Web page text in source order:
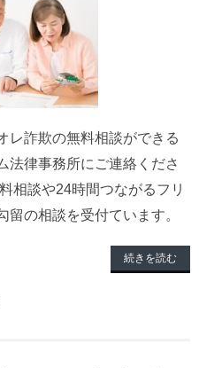
レ詐欺の無料相談ができる
法律事務所にご連絡くださ
相談や24時間つながるフリ
の相談を受付ています。
続きを読む